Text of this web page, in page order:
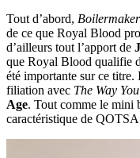
Tout d’abord, Boilermaker
de ce que Royal Blood
d’ailleurs tout l’apport de
que Royal Blood qualifie
été importante sur ce
filiation avec The Way
Age. Tout comme le mini
caractéristique de